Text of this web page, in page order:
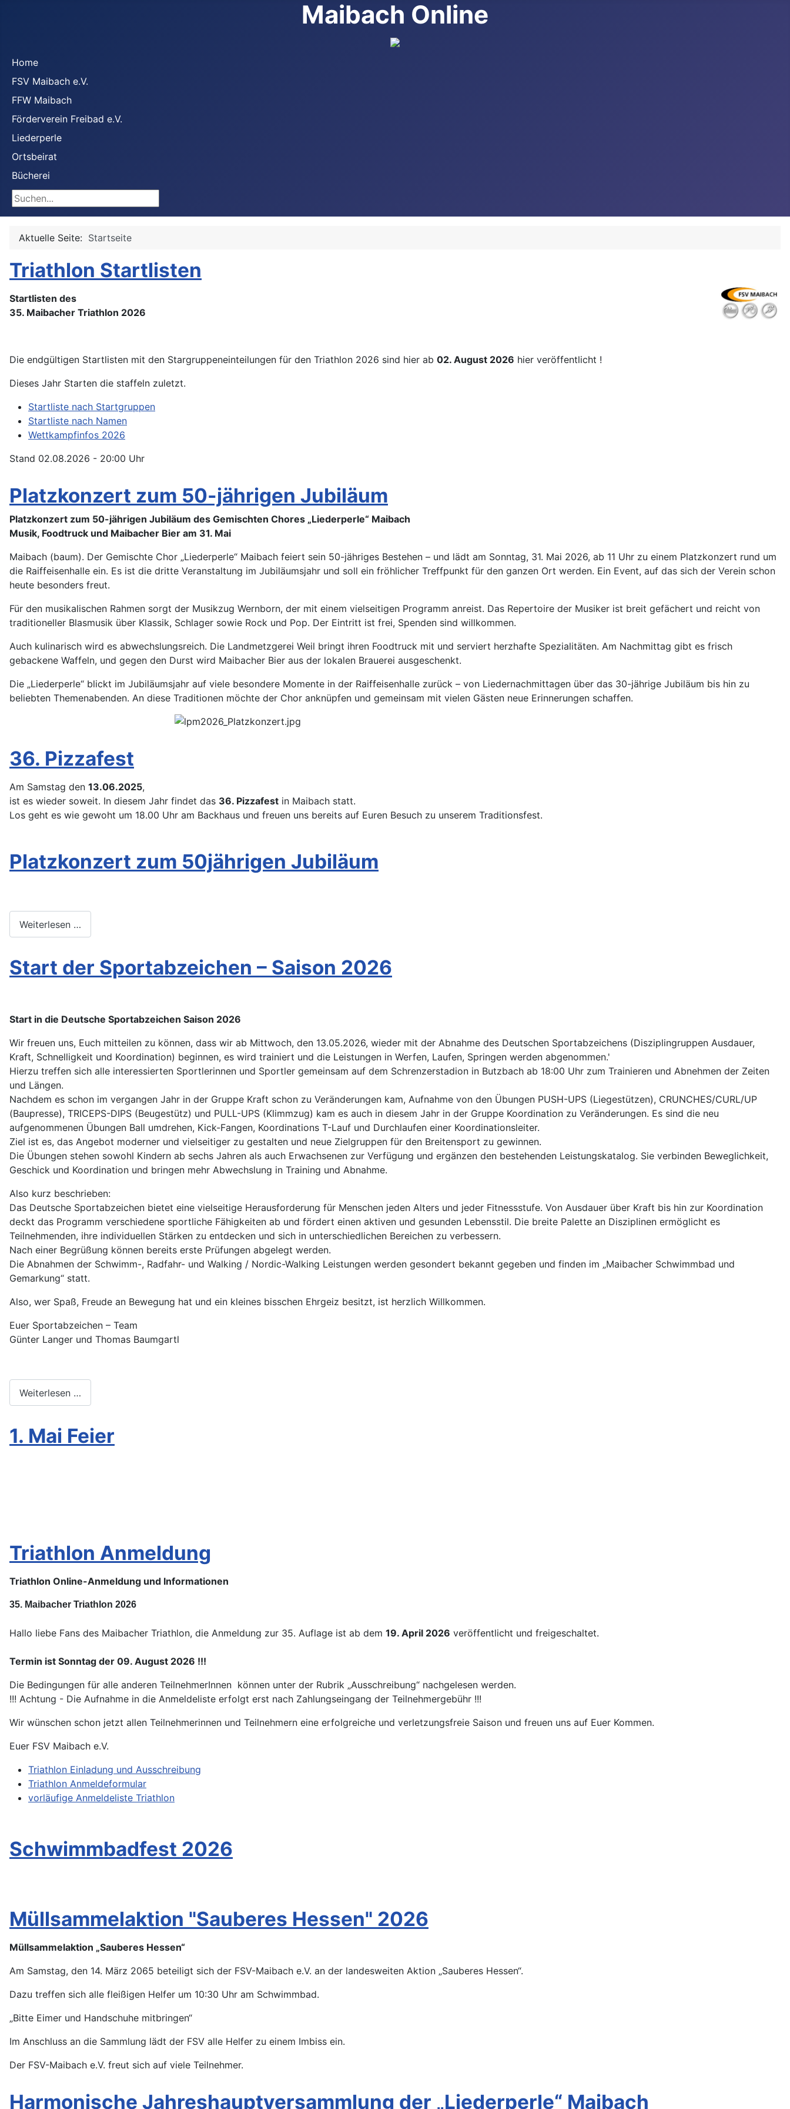
Maibach Online
Home
FSV Maibach e.V.
FFW Maibach
Förderverein Freibad e.V.
Liederperle
Ortsbeirat
Bücherei
Suchen
Aktuelle Seite: Startseite
Triathlon Startlisten
Startlisten des
35. Maibacher Triathlon 2026
Die endgültigen Startlisten mit den Stargruppeneinteilungen für den Triathlon 2026 sind hier ab 02. August 2026 hier veröffentlicht !
Dieses Jahr Starten die staffeln zuletzt.
Startliste nach Startgruppen
Startliste nach Namen
Wettkampfinfos 2026
Stand 02.08.2026 - 20:00 Uhr
Platzkonzert zum 50-jährigen Jubiläum
Platzkonzert zum 50-jährigen Jubiläum des Gemischten Chores „Liederperle“ Maibach
Musik, Foodtruck und Maibacher Bier am 31. Mai
Maibach (baum). Der Gemischte Chor „Liederperle“ Maibach feiert sein 50-jähriges Bestehen – und lädt am Sonntag, 31. Mai 2026, ab 11 Uhr zu einem Platzkonzert rund um
die Raiffeisenhalle ein. Es ist die dritte Veranstaltung im Jubiläumsjahr und soll ein fröhlicher Treffpunkt für den ganzen Ort werden. Ein Event, auf das sich der Verein schon
heute besonders freut.
Für den musikalischen Rahmen sorgt der Musikzug Wernborn, der mit einem vielseitigen Programm anreist. Das Repertoire der Musiker ist breit gefächert und reicht von
traditioneller Blasmusik über Klassik, Schlager sowie Rock und Pop. Der Eintritt ist frei, Spenden sind willkommen.
Auch kulinarisch wird es abwechslungsreich. Die Landmetzgerei Weil bringt ihren Foodtruck mit und serviert herzhafte Spezialitäten. Am Nachmittag gibt es frisch
gebackene Waffeln, und gegen den Durst wird Maibacher Bier aus der lokalen Brauerei ausgeschenkt.
Die „Liederperle“ blickt im Jubiläumsjahr auf viele besondere Momente in der Raiffeisenhalle zurück – von Liedernachmittagen über das 30-jährige Jubiläum bis hin zu
beliebten Themenabenden. An diese Traditionen möchte der Chor anknüpfen und gemeinsam mit vielen Gästen neue Erinnerungen schaffen.
36. Pizzafest
Am Samstag den 13.06.2025,
ist es wieder soweit. In diesem Jahr findet das 36. Pizzafest in Maibach statt.
Los geht es wie gewoht um 18.00 Uhr am Backhaus und freuen uns bereits auf Euren Besuch zu unserem Traditionsfest.
Platzkonzert zum 50jährigen Jubiläum
Weiterlesen …
Start der Sportabzeichen – Saison 2026
Start in die Deutsche Sportabzeichen Saison 2026
Wir freuen uns, Euch mitteilen zu können, dass wir ab Mittwoch, den 13.05.2026, wieder mit der Abnahme des Deutschen Sportabzeichens (Disziplingruppen Ausdauer,
Kraft, Schnelligkeit und Koordination) beginnen, es wird trainiert und die Leistungen in Werfen, Laufen, Springen werden abgenommen.'
Hierzu treffen sich alle interessierten Sportlerinnen und Sportler gemeinsam auf dem Schrenzerstadion in Butzbach ab 18:00 Uhr zum Trainieren und Abnehmen der Zeiten
und Längen.
Nachdem es schon im vergangen Jahr in der Gruppe Kraft schon zu Veränderungen kam, Aufnahme von den Übungen PUSH-UPS (Liegestützen), CRUNCHES/CURL/UP
(Baupresse), TRICEPS-DIPS (Beugestütz) und PULL-UPS (Klimmzug) kam es auch in diesem Jahr in der Gruppe Koordination zu Veränderungen. Es sind die neu
aufgenommenen Übungen Ball umdrehen, Kick-Fangen, Koordinations T-Lauf und Durchlaufen einer Koordinationsleiter.
Ziel ist es, das Angebot moderner und vielseitiger zu gestalten und neue Zielgruppen für den Breitensport zu gewinnen.
Die Übungen stehen sowohl Kindern ab sechs Jahren als auch Erwachsenen zur Verfügung und ergänzen den bestehenden Leistungskatalog. Sie verbinden Beweglichkeit,
Geschick und Koordination und bringen mehr Abwechslung in Training und Abnahme.
Also kurz beschrieben:
Das Deutsche Sportabzeichen bietet eine vielseitige Herausforderung für Menschen jeden Alters und jeder Fitnessstufe. Von Ausdauer über Kraft bis hin zur Koordination
deckt das Programm verschiedene sportliche Fähigkeiten ab und fördert einen aktiven und gesunden Lebensstil. Die breite Palette an Disziplinen ermöglicht es
Teilnehmenden, ihre individuellen Stärken zu entdecken und sich in unterschiedlichen Bereichen zu verbessern.
Nach einer Begrüßung können bereits erste Prüfungen abgelegt werden.
Die Abnahmen der Schwimm-, Radfahr- und Walking / Nordic-Walking Leistungen werden gesondert bekannt gegeben und finden im „Maibacher Schwimmbad und
Gemarkung“ statt.
Also, wer Spaß, Freude an Bewegung hat und ein kleines bisschen Ehrgeiz besitzt, ist herzlich Willkommen.
Euer Sportabzeichen – Team
Günter Langer und Thomas Baumgartl
Weiterlesen …
1. Mai Feier
Triathlon Anmeldung
Triathlon Online-Anmeldung und Informationen
35. Maibacher Triathlon 2026
Hallo liebe Fans des Maibacher Triathlon, die Anmeldung zur 35. Auflage ist ab dem 19. April 2026 veröffentlicht und freigeschaltet.
Termin ist Sonntag der 09. August 2026 !!!
Die Bedingungen für alle anderen TeilnehmerInnen können unter der Rubrik „Ausschreibung“ nachgelesen werden.
!!! Achtung - Die Aufnahme in die Anmeldeliste erfolgt erst nach Zahlungseingang der Teilnehmergebühr !!!
Wir wünschen schon jetzt allen Teilnehmerinnen und Teilnehmern eine erfolgreiche und verletzungsfreie Saison und freuen uns auf Euer Kommen.
Euer FSV Maibach e.V.
Triathlon Einladung und Ausschreibung
Triathlon Anmeldeformular
vorläufige Anmeldeliste Triathlon
Schwimmbadfest 2026
Müllsammelaktion "Sauberes Hessen" 2026
Müllsammelaktion „Sauberes Hessen“
Am Samstag, den 14. März 2065 beteiligt sich der FSV-Maibach e.V. an der landesweiten Aktion „Sauberes Hessen“.
Dazu treffen sich alle fleißigen Helfer um 10:30 Uhr am Schwimmbad.
„Bitte Eimer und Handschuhe mitbringen“
Im Anschluss an die Sammlung lädt der FSV alle Helfer zu einem Imbiss ein.
Der FSV-Maibach e.V. freut sich auf viele Teilnehmer.
Harmonische Jahreshauptversammlung der „Liederperle“ Maibach